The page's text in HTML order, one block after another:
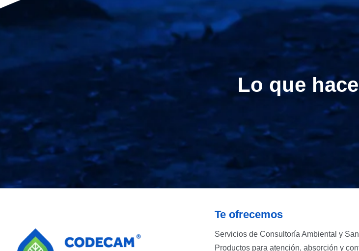
Lo que
Codecam - Control de Derrames y
Codecam - Control de Derrames y
Nuevos Kits
Nueva presentación de los kits de 8 gal y 15 gal de absorción. Caja en
Tanques para
Tanques para contención de derrames desde
Te ofrecemos
Servicios de Consultoría Ambiental y
Productos para atención, absorción y